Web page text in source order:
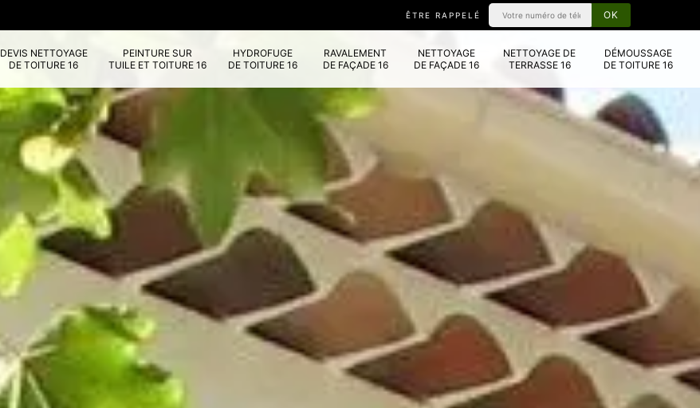
ÊTRE RAPPELÉ
DEVIS NETTOYAGE
DE TOITURE 16
PEINTURE SUR
TUILE ET TOITURE 16
HYDROFUGE
DE TOITURE 16
RAVALEMENT
DE FAÇADE 16
NETTOYAGE
DE FAÇADE 16
NETTOYAGE DE
TERRASSE 16
DÉMOUSSAGE
DE TOITURE 16